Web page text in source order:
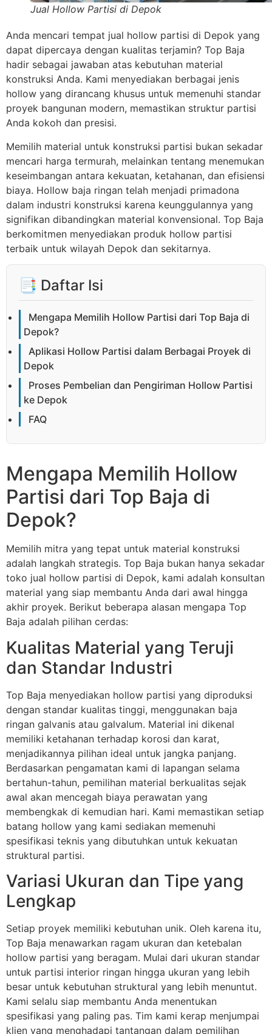
Jual Hollow Partisi di Depok
Anda mencari tempat jual hollow partisi di Depok yang
dapat dipercaya dengan kualitas terjamin? Top Baja
hadir sebagai jawaban atas kebutuhan material
konstruksi Anda. Kami menyediakan berbagai jenis
hollow yang dirancang khusus untuk memenuhi standar
proyek bangunan modern, memastikan struktur partisi
Anda kokoh dan presisi.
Memilih material untuk konstruksi partisi bukan sekadar
mencari harga termurah, melainkan tentang menemukan
keseimbangan antara kekuatan, ketahanan, dan efisiensi
biaya. Hollow baja ringan telah menjadi primadona
dalam industri konstruksi karena keunggulannya yang
signifikan dibandingkan material konvensional. Top Baja
berkomitmen menyediakan produk hollow partisi
terbaik untuk wilayah Depok dan sekitarnya.
📑 Daftar Isi
Mengapa Memilih Hollow Partisi dari Top Baja di
Depok?
Aplikasi Hollow Partisi dalam Berbagai Proyek di
Depok
Proses Pembelian dan Pengiriman Hollow Partisi
ke Depok
FAQ
Mengapa Memilih Hollow
Partisi dari Top Baja di
Depok?
Memilih mitra yang tepat untuk material konstruksi
adalah langkah strategis. Top Baja bukan hanya sekadar
toko jual hollow partisi di Depok, kami adalah konsultan
material yang siap membantu Anda dari awal hingga
akhir proyek. Berikut beberapa alasan mengapa Top
Baja adalah pilihan cerdas:
Kualitas Material yang Teruji
dan Standar Industri
Top Baja menyediakan hollow partisi yang diproduksi
dengan standar kualitas tinggi, menggunakan baja
ringan galvanis atau galvalum. Material ini dikenal
memiliki ketahanan terhadap korosi dan karat,
menjadikannya pilihan ideal untuk jangka panjang.
Berdasarkan pengamatan kami di lapangan selama
bertahun-tahun, pemilihan material berkualitas sejak
awal akan mencegah biaya perawatan yang
membengkak di kemudian hari. Kami memastikan setiap
batang hollow yang kami sediakan memenuhi
spesifikasi teknis yang dibutuhkan untuk kekuatan
struktural partisi.
Variasi Ukuran dan Tipe yang
Lengkap
Setiap proyek memiliki kebutuhan unik. Oleh karena itu,
Top Baja menawarkan ragam ukuran dan ketebalan
hollow partisi yang beragam. Mulai dari ukuran standar
untuk partisi interior ringan hingga ukuran yang lebih
besar untuk kebutuhan struktural yang lebih menuntut.
Kami selalu siap membantu Anda menentukan
spesifikasi yang paling pas. Tim kami kerap menjumpai
klien yang menghadapi tantangan dalam pemilihan